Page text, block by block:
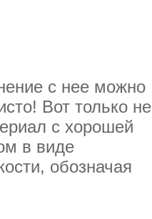
с нее можно
Вот только не
с хорошей
в виде
обозначая